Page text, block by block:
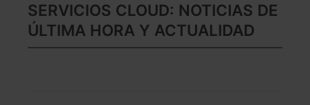
SERVICIOS CLOUD: NOTICIAS DE
ÚLTIMA HORA Y ACTUALIDAD